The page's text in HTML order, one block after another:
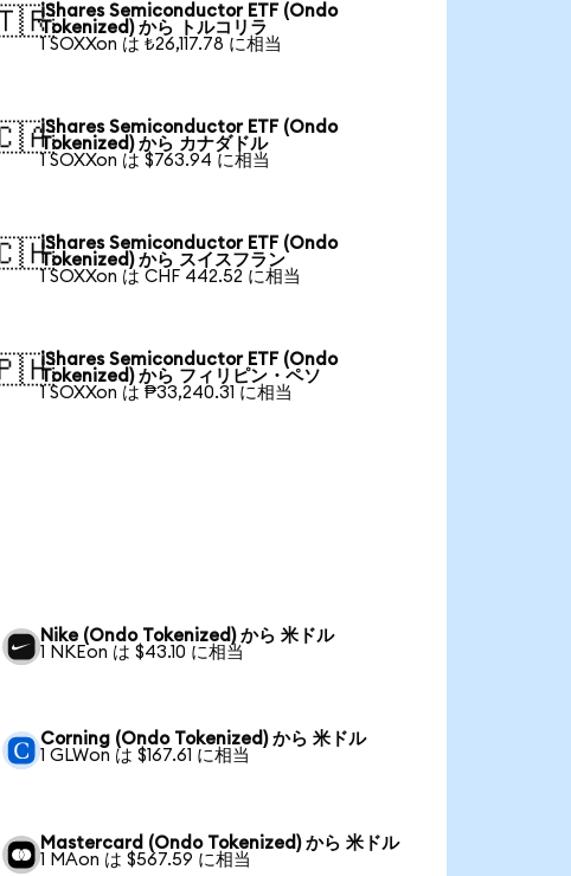
iShares Semiconductor ETF (Ondo
Tokenized) から トルコリラ
1 SOXXon は ₺26,117.78 に相当
iShares Semiconductor ETF (Ondo
Tokenized) から カナダドル
1 SOXXon は $763.94 に相当
iShares Semiconductor ETF (Ondo
Tokenized) から スイスフラン
1 SOXXon は CHF 442.52 に相当
iShares Semiconductor ETF (Ondo
Tokenized) から フィリピン・ペソ
1 SOXXon は ₱33,240.31 に相当
Nike (Ondo Tokenized) から 米ドル
1 NKEon は $43.10 に相当
Corning (Ondo Tokenized) から 米ドル
1 GLWon は $167.61 に相当
Mastercard (Ondo Tokenized) から 米ドル
1 MAon は $567.59 に相当